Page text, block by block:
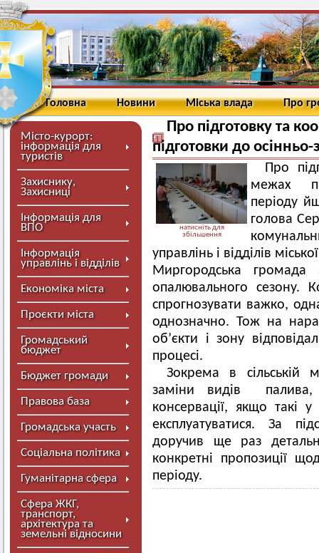
Головна Новини Міська влада Про
Місто-курорт:
інформація для
туристів
Захиснику,
Захисниці
Інформація для
ВПО
Інформація
управлінь і відділів
Економіка міста
Проєкти міста
Громадський
бюджет
Бюджет громади
Правова база
Громадська участь
Соціальна політика
Гуманітарна сфера
Сфера ЖКГ,
транспорт,
архітектура та
земельні відносини
Про підготовку та
підготовки до
натисніть для
збільшення
Про
межах
періоду
голова
управлінь і відділів
Миргородська громада
опалювального сезону.
спрогнозувати важко,
однозначно. Тож на
об’єкти і зону
процесі.
Зокрема в сільській
заміни видів палива,
консервації, якщо такі
експлуатуватися. За
доручив ще раз
конкретні пропозиції
періоду.